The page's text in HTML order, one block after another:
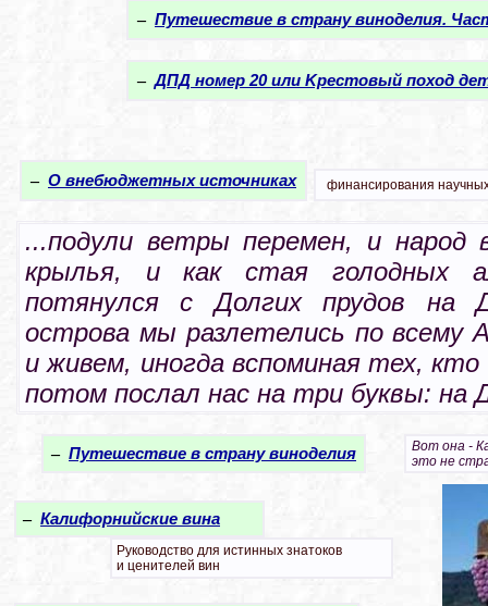
– Путешествие в страну виноделия.
– ДПД номер 20 или Kрестовый поход
– О внебюджетных источниках финансирования
...подули ветры перемен, и народ
крылья, и как стая голодных
потянулся с Долгих прудов на
острова мы разлетелись по всему
и живем, иногда вспоминая тех,
потом послал нас на три буквы: на
– Путешествие в страну виноделия
Вот она -
это не
– Калифорнийские вина
Руководство для истинных знатоков
и ценителей вин